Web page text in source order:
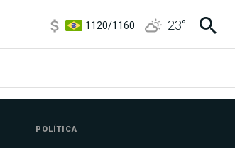
3,6/3,9
23°
POLÍTICA